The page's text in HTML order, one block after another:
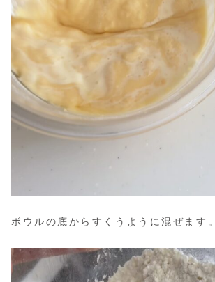
ボウルの底からすくうように混ぜます。